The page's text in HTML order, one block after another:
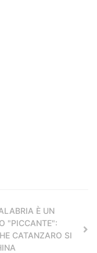
È UN
"PICCANTE":
CATANZARO SI